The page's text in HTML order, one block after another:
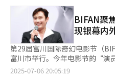
偶，重庆市荣昌区委书记高洪波
在网络上走红，他的个人社交
1100元，由他个人支付。他表
国各地大力开展整治违规吃喝，
形变样，违背了整治初衷，造
了民生经济。 餐饮消费作为高频刚需，“烟火气”对经济复苏以
及消费者信心至关重要，两位领
正是以“舌尖上的信心”传递经
薪涨幅范围控制在1.8%至4.1%
议。然而，劳动界对于预期涨
前政府的涨幅（5%），根本无
的实际工资水平。另一方面，因
倒闭与人力成本压力加剧，经营
最低时薪极有可能以最低涨幅通过表决。 由于劳
僵局，公益委员提出最低时薪协
低时薪调整下限参考了2025年消
BIFAN聚
现银幕内
第29届富川国际奇幻电影节（
富川市举行。今年电影节的“演
力派演员李炳宪，以“THE
2025-07-06 20:05:19